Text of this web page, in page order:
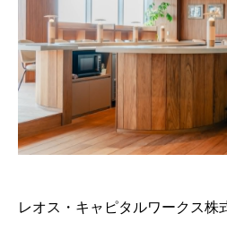
レオス・キャピタルワークス株